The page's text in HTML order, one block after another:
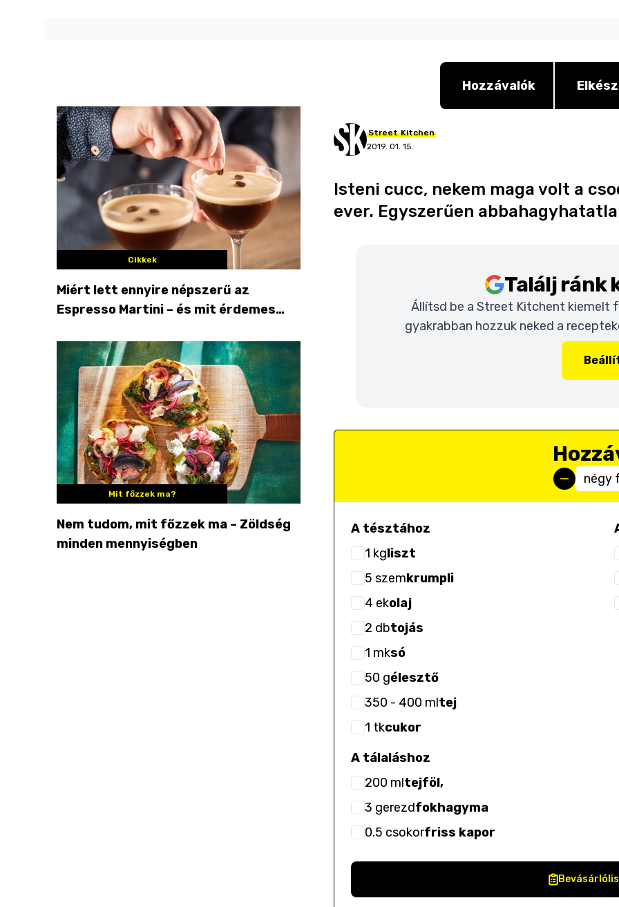
Cikkek
Miért lett ennyire népszerű az
Espresso Martini – és mit érdemes
Mit főzzek ma?
Nem tudom, mit főzzek ma – Zöldség
minden mennyiségben
Hozzávalók
Street Kitchen
2019. 01. 15.
Isteni cucc, nekem maga volt a
ever. Egyszerűen
Találj ránk
Állítsd be a Street Kitchent kiemelt
gyakrabban hozzuk neked a
négy
A tésztához
1 kgliszt
5 szemkrumpli
4 ekolaj
2 dbtojás
1 mksó
50 gélesztő
350 - 400 mltej
1 tkcukor
A tálaláshoz
200 mltejföl,
3 gerezdfokhagyma
0.5 csokorfriss kapor